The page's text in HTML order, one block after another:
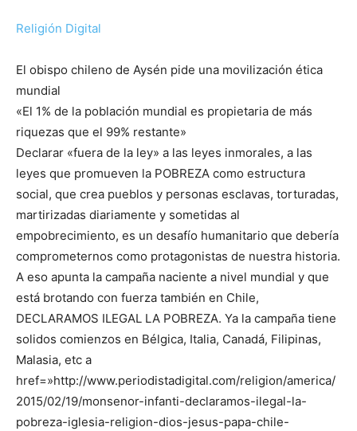
Religión Digital
El obispo chileno de Aysén pide una movilización ética
mundial
«El 1% de la población mundial es propietaria de más
riquezas que el 99% restante»
Declarar «fuera de la ley» a las leyes inmorales, a las
leyes que promueven la POBREZA como estructura
social, que crea pueblos y personas esclavas, torturadas,
martirizadas diariamente y sometidas al
empobrecimiento, es un desafío humanitario que debería
comprometernos como protagonistas de nuestra historia.
A eso apunta la campaña naciente a nivel mundial y que
está brotando con fuerza también en Chile,
DECLARAMOS ILEGAL LA POBREZA. Ya la campaña tiene
solidos comienzos en Bélgica, Italia, Canadá, Filipinas,
Malasia, etc a
href=»http://www.periodistadigital.com/religion/america/
2015/02/19/monsenor-infanti-declaramos-ilegal-la-
pobreza-iglesia-religion-dios-jesus-papa-chile-